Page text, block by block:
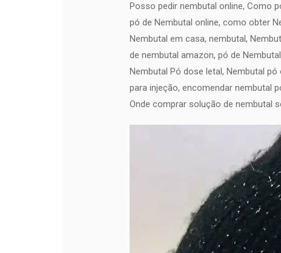
Posso pedir nembutal online, Como
pó de Nembutal online, como obter
Nembutal em casa, nembutal,
de nembutal amazon, pó de
Nembutal Pó dose letal, Nembutal
para injeção, encomendar nembutal
Onde comprar solução de nembutal